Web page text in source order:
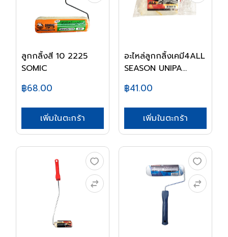
ลูกกลิ้งสี 10 2225
SOMIC
฿68.00
เพิ่มในตะกร้า
อะไหล่ลูกกลิ้งเคมี4ALL
SEASON UNIPA...
฿41.00
เพิ่มในตะกร้า